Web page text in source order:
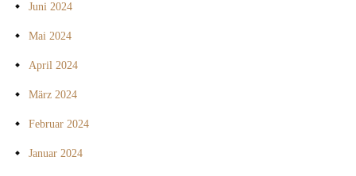
Juni 2024
Mai 2024
April 2024
März 2024
Februar 2024
Januar 2024